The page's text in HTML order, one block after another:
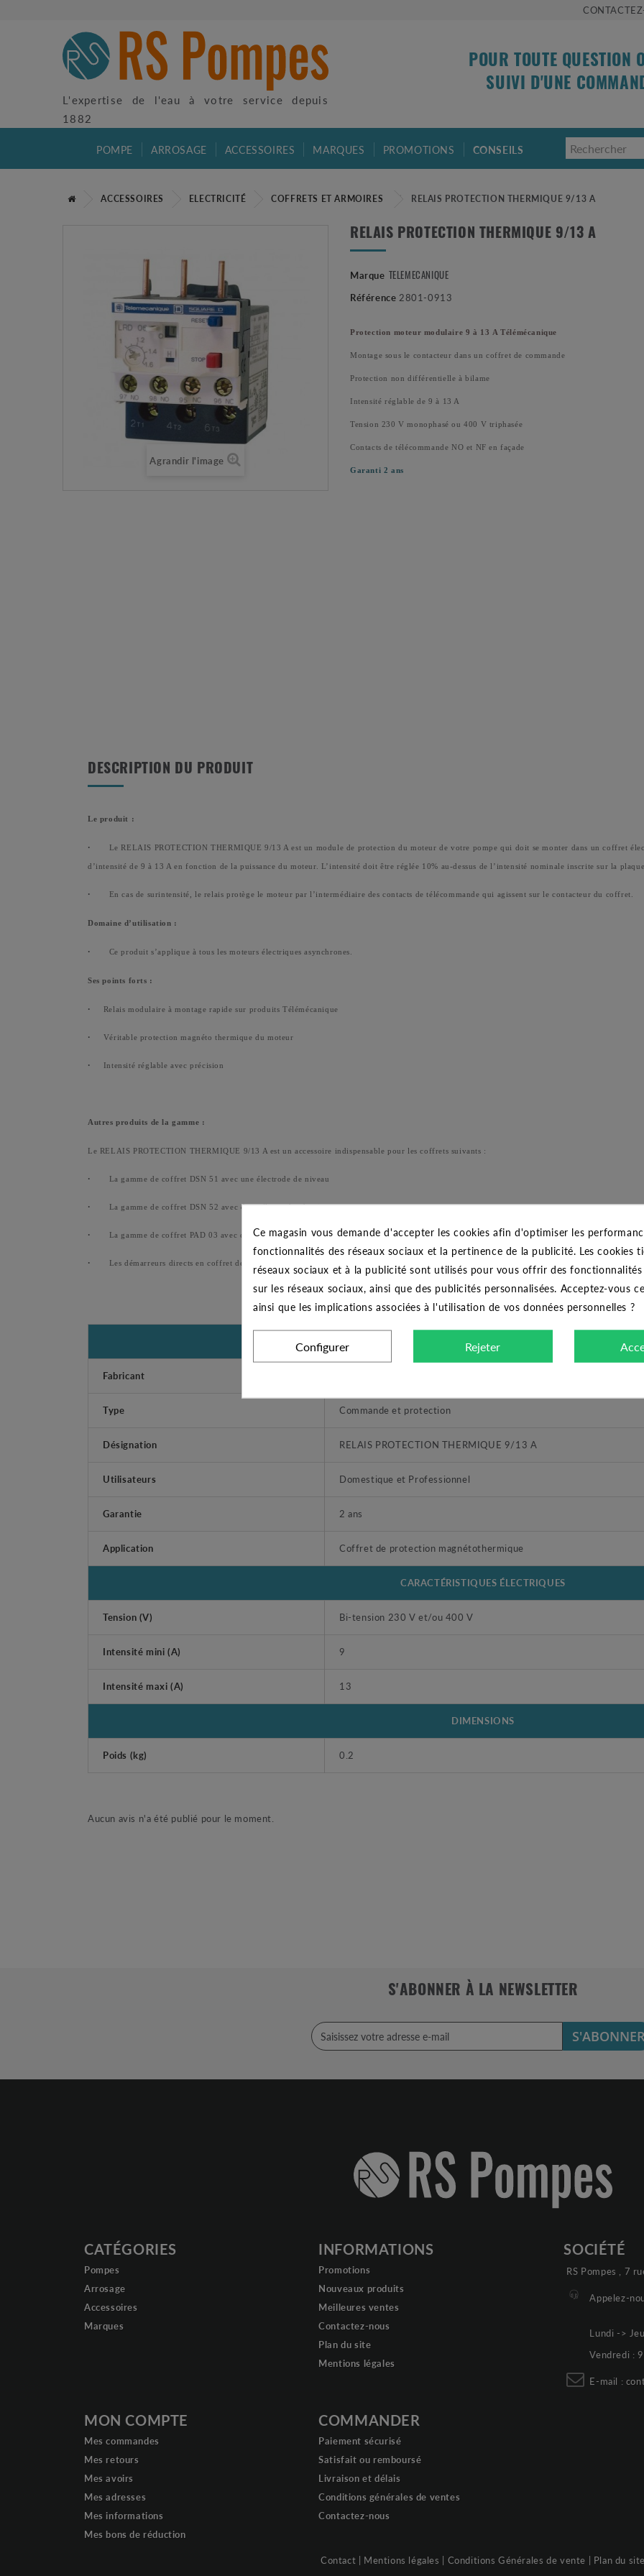
L'expertise de l'eau à votre service depuis
1882
POUR TOUTE QUESTION
SUIVI D'UNE
POMPE ARROSAGE ACCESSOIRES MARQUES PROMOTIONS CONSEILS
ACCESSOIRES ELECTRICITÉ COFFRETS ET ARMOIRES RELAIS PROTECTION THERMIQUE 9/13 A
Agrandir l'image
RELAIS PROTECTION THERMIQUE 9/13 A
Marque TELEMECANIQUE
Référence 2801-0913
Protection moteur modulaire 9 à 13 A Télémécanique
Montage sous le contacteur dans un coffret de commande
Protection non différentielle à bilame
Intensité réglable de 9 à 13 A
Tension 230 V monophasé ou 400 V triphasée
Contacts de télécommande NO et NF en façade
Garanti 2 ans
DESCRIPTION DU PRODUIT
Le produit :
· Le RELAIS PROTECTION THERMIQUE 9/13 A est un module de protection du moteur de votre pompe qui doit se monter dans un coffret
d’intensité de 9 à 13 A en fonction de la puissance du moteur. L’intensité doit être réglée 10% au-dessus de l’intensité nominale inscrite sur la
· En cas de surintensité, le relais protège le moteur par l’intermédiaire des contacts de télécommande qui agissent sur le contacteur du coffret.
Domaine d’utilisation :
· Ce produit s’applique à tous les moteurs électriques asynchrones.
Ses points forts :
· Relais modulaire à montage rapide sur produits Télémécanique
· Véritable protection magnéto thermique du moteur
· Intensité réglable avec précision
Autres produits de la gamme :
Le RELAIS PROTECTION THERMIQUE 9/13 A est un accessoire indispensable pour les coffrets suivants :
· La gamme de coffret DSN 51 avec une électrode de niveau
· La gamme de coffret DSN 52 avec deux électrodes de niveau
· La gamme de coffret PAD 03 avec contrôle de débit par flussostat
· Les démarreurs directs en coffret de la gamme LE1 de Télémécanique
CARACTÉRISTIQUES GÉNÉRALES
Fabricant
Type Commande et protection
Désignation RELAIS PROTECTION THERMIQUE 9/13 A
Utilisateurs Domestique et Professionnel
Garantie 2 ans
Application Coffret de protection magnétothermique
CARACTÉRISTIQUES ÉLECTRIQUES
Tension (V) Bi-tension 230 V et/ou 400 V
Intensité mini (A) 9
Intensité maxi (A) 13
DIMENSIONS
Poids (kg) 0.2
Aucun avis n'a été publié pour le moment.
S'ABONNER À LA NEWSLETTER
CATÉGORIES
Pompes
Arrosage
Accessoires
Marques
INFORMATIONS
Promotions
Nouveaux produits
Meilleures ventes
Contactez-nous
Plan du site
Mentions légales
MON COMPTE
Mes commandes
Mes retours
Mes avoirs
Mes adresses
Mes informations
Mes bons de réduction
COMMANDER
Paiement sécurisé
Satisfait ou remboursé
Livraison et délais
Conditions générales de ventes
Contactez-nous
SOCIÉTÉ
RS Pompes , 7
Appelez-
Lundi ->
Vendredi :
E-mail :
Contact | Mentions légales | Conditions Générales de vente | Plan du
Ce magasin vous demande d'accepter les cookies afin d'optimiser les
fonctionnalités des réseaux sociaux et la pertinence de la publicité. Les cookies
réseaux sociaux et à la publicité sont utilisés pour vous offrir des
sur les réseaux sociaux, ainsi que des publicités personnalisées. Acceptez-vous
ainsi que les implications associées à l'utilisation de vos données personnelles ?
Configurer Rejeter